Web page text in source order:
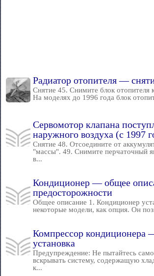
Радиатор отопителя —
Снятие 45. Снимите блок отопителя
На моделях до 1996 года блок
Сервомотор клапана
наружного воздуха (с 1997
Снятие 48. Отсоедините от
"массы". 49. Снимите перчаточный
в...
Кондиционер — общее
предосторожности
Общее описание 1. Кондиционер
некоторые модели, как опция. Он
Компрессор кондиционера
установка
Предупреждение: Не пытайтесь
вскрывать систему, содержащую
к...